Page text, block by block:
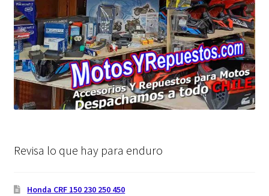
Revisa lo que hay para enduro
Honda CRF 150 230 250 450